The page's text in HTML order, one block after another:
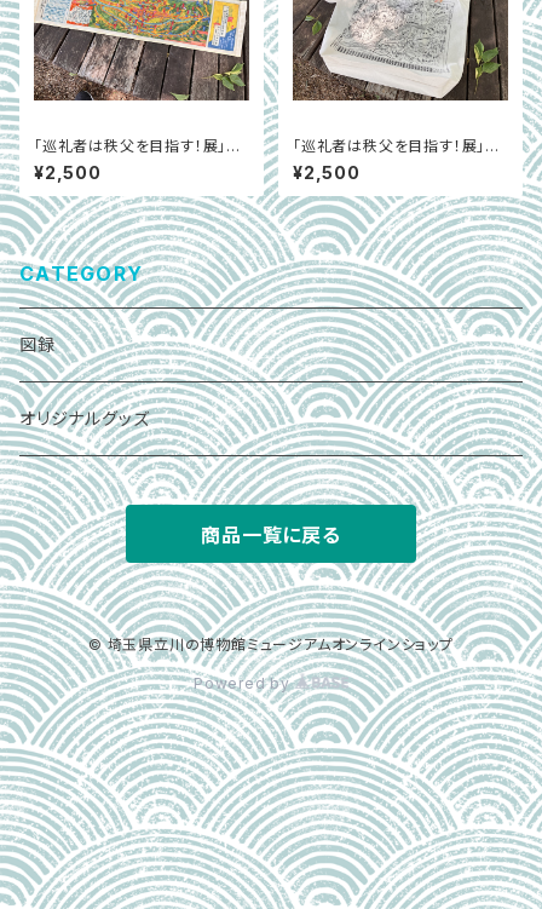
「巡礼者は秩父を目指す！展」タ
オル
¥2,500
「巡礼者は秩父を目指す！展」肩
掛けバッグ
¥2,500
CATEGORY
図録
オリジナルグッズ
商品一覧に戻る
© 埼玉県立川の博物館ミュージアムオンラインショップ
Powered by